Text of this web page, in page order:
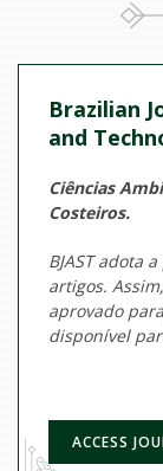
Brazilian
and
Ciências
Costeiros.
BJAST adota
artigos.
aprovado
disponível
ACCESS